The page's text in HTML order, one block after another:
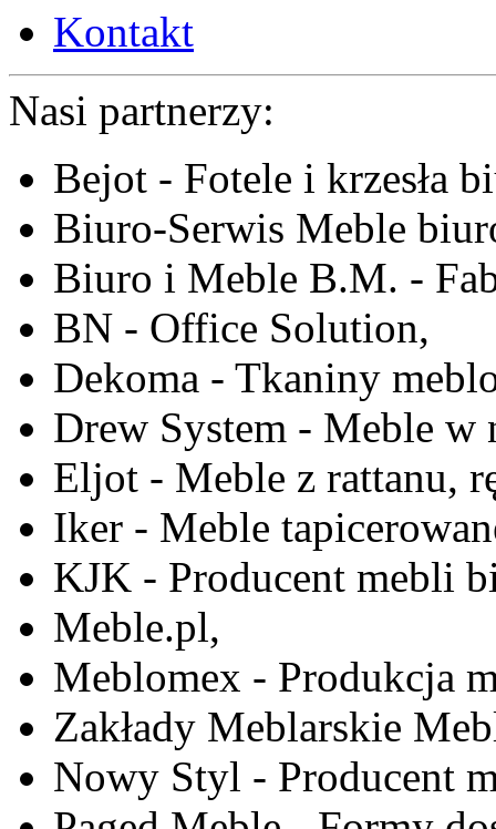
Kontakt
Nasi partnerzy:
Bejot - Fotele i krzesła
Biuro-Serwis Meble
Biuro i Meble B.M. -
BN - Office Solution,
Dekoma - Tkaniny
Drew System - Meble w
Eljot - Meble z rattanu,
Iker - Meble
KJK - Producent mebli
Meble.pl,
Meblomex - Produkcja
Zakłady Meblarskie
Nowy Styl - Producent